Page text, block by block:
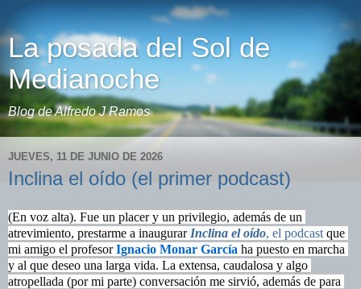
La posada del Sol de
Medianoche
Blog de Alfredo J Ramos
JUEVES, 11 DE JUNIO DE 2026
Inclina el oído (el primer podcast)
(En voz alta). Fue un placer y un privilegio, además de un
atrevimiento, prestarme a inaugurar Inclina el oído, el podcast que
mi amigo el profesor Ignacio Monar García ha puesto en marcha
y al que deseo una larga vida. La extensa, caudalosa y algo
atropellada (por mi parte) conversación me sirvió, además de para